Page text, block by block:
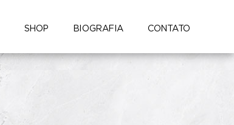
SHOP BIOGRAFIA CONTATO